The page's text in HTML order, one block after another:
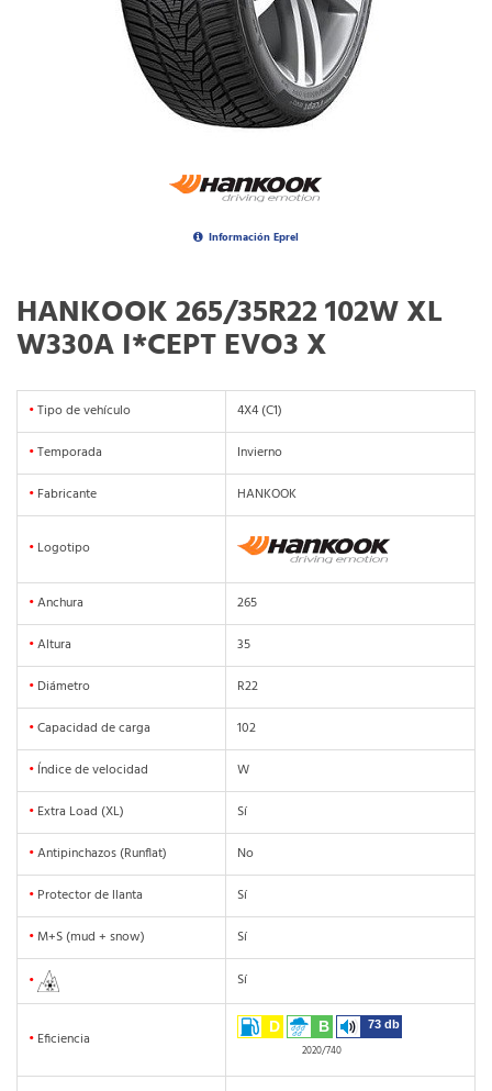
Información Eprel
HANKOOK 265/35R22 102W XL
W330A I*CEPT EVO3 X
•Tipo de vehículo
4X4 (C1)
•Temporada
Invierno
• Fabricante HANKOOK
• Logotipo
•Anchura
265
•Altura
35
• Diámetro
R22
•Capacidad de carga
102
• Índice de velocidad
W
• Extra Load (XL)
Sí
•Antipinchazos (Runflat)
No
• Protector de llanta
Sí
• M+S (mud + snow) Sí
• Sí
• Eficiencia
D B 73 db
2020/740